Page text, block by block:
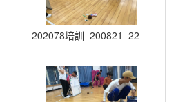
202078培訓_200821_22